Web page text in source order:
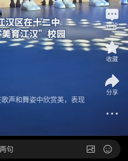
声和舞姿中欣赏美，表现
评论
收藏
分享
句